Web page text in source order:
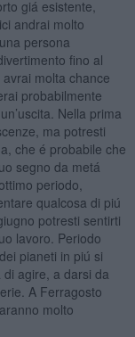
giá esistente,
andrai molto
persona
fino al
molta chance
probabilmente
Nella prima
ma potresti
che é probabile che
segno da metá
periodo,
qualcosa di piú
potresti sentirti
lavoro. Periodo
pianeti in piú si
agire, a darsi da
A Ferragosto
molto